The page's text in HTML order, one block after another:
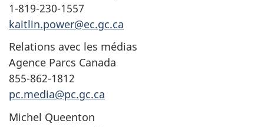
1-819-230-1557
kaitlin.power@ec.gc.ca
Relations avec les médias
Agence Parcs Canada
855-862-1812
pc.media@pc.gc.ca
Michel Queenton